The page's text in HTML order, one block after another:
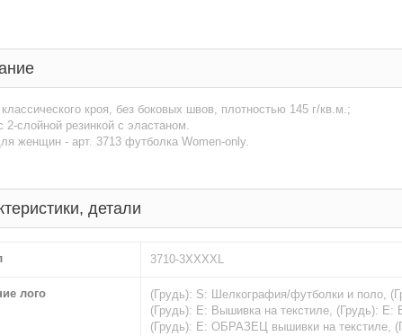
кроя, без боковых швов, плотностью 145 г/кв.м.;
2-слойной резинкой с эластаном.
женщин - арт. 3713 футболка Women-only.
детали
3710-3XXXXL
лого
(Грудь): S: Шелкография/футболки и поло,
(Грудь): E: Вышивка на текстиле, (Грудь):
(Грудь): E: ОБРАЗЕЦ вышивки на текстиле,